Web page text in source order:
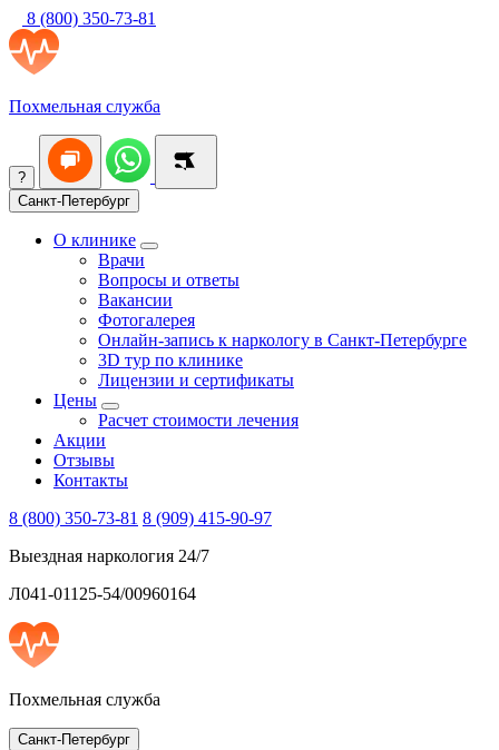
8 (800) 350-73-81
Похмельная служба
?
Санкт-Петербург
О клинике
Врачи
Вопросы и ответы
Вакансии
Фотогалерея
Онлайн-запись к наркологу в Санкт-Петербурге
3D тур по клинике
Лицензии и сертификаты
Цены
Расчет стоимости лечения
Акции
Отзывы
Контакты
8 (800) 350-73-81 8 (909) 415-90-97
Выездная наркология 24/7
Л041-01125-54/00960164
Похмельная служба
Санкт-Петербург